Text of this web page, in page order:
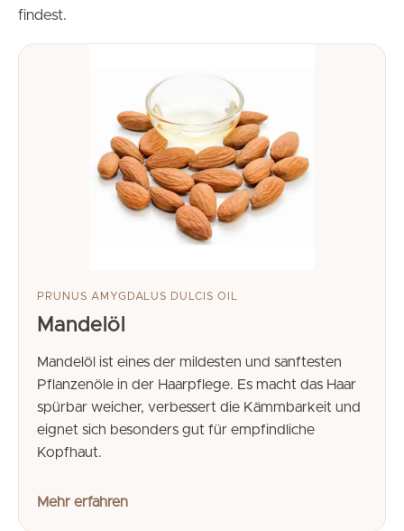
findest.
PRUNUS AMYGDALUS DULCIS OIL
Mandelöl
Mandelöl ist eines der mildesten und sanftesten
Pflanzenöle in der Haarpflege. Es macht das Haar
spürbar weicher, verbessert die Kämmbarkeit und
eignet sich besonders gut für empfindliche
Kopfhaut.
Mehr erfahren